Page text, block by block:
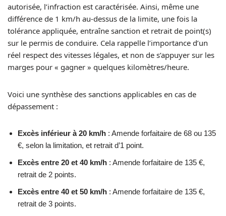
autorisée, l’infraction est caractérisée. Ainsi, même une
différence de 1 km/h au-dessus de la limite, une fois la
tolérance appliquée, entraîne sanction et retrait de point(s)
sur le permis de conduire. Cela rappelle l’importance d’un
réel respect des vitesses légales, et non de s’appuyer sur les
marges pour « gagner » quelques kilomètres/heure.
Voici une synthèse des sanctions applicables en cas de
dépassement :
Excès inférieur à 20 km/h : Amende forfaitaire de 68 ou 135
€, selon la limitation, et retrait d’1 point.
Excès entre 20 et 40 km/h : Amende forfaitaire de 135 €,
retrait de 2 points.
Excès entre 40 et 50 km/h : Amende forfaitaire de 135 €,
retrait de 3 points.